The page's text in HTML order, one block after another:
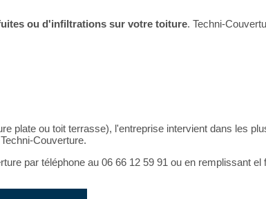
ou d'infiltrations sur votre toiture. Techni-
plate ou toit terrasse), l'entreprise intervient dans les
Couverture.
par téléphone au 06 66 12 59 91 ou en remplissant